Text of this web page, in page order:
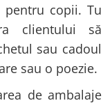
copii. Tu
clientului să
sau cadoul
sau o poezie.
de ambalaje